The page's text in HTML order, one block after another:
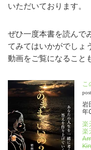
いただいております。
ぜひ一度本書を読んで
てみてはいかがでしょ
動画をご覧になること
岩
年
楽
楽